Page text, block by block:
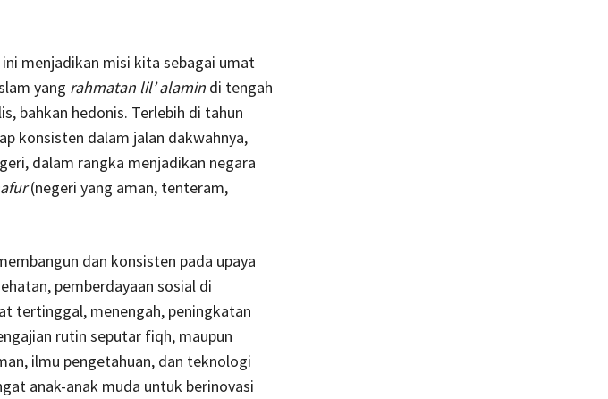
menjadikan misi kita sebagai umat
yang rahmatan lil’ alamindi tengah
bahkan hedonis. Terlebih di tahun
konsisten dalam jalan dakwahnya,
dalam rangka menjadikan negara
(negeri yang aman, tenteram,
dan konsisten pada upaya
pemberdayaan sosial di
tertinggal, menengah, peningkatan
rutin seputar fiqh, maupun
ilmu pengetahuan, dan teknologi
anak-anak muda untuk berinovasi